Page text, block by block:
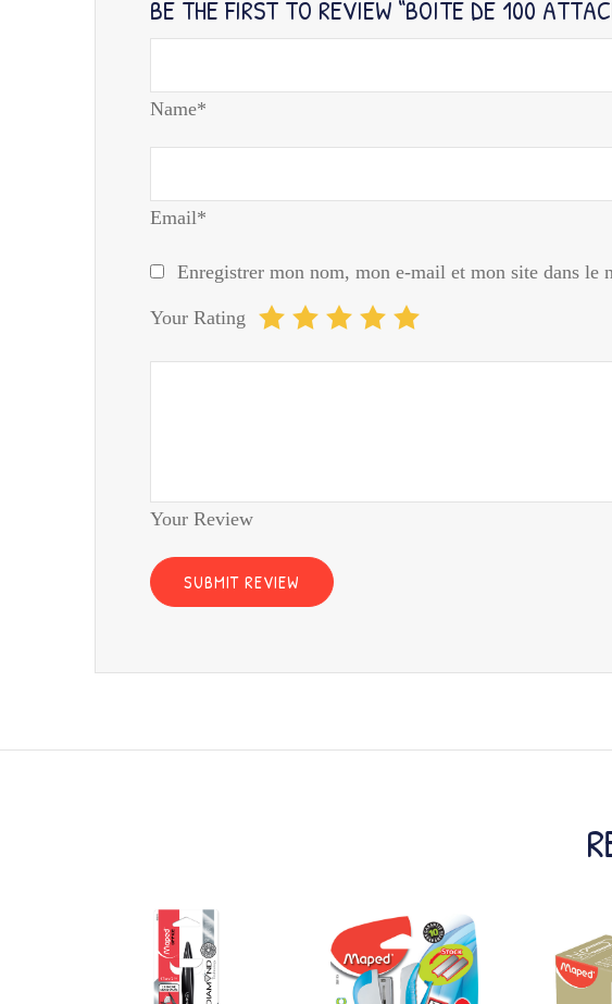
BE THE FIRST TO REVIEW “BOITE DE 100
Name*
Email*
Enregistrer mon nom, mon e-mail et mon site dans le
Your Rating
Your Review